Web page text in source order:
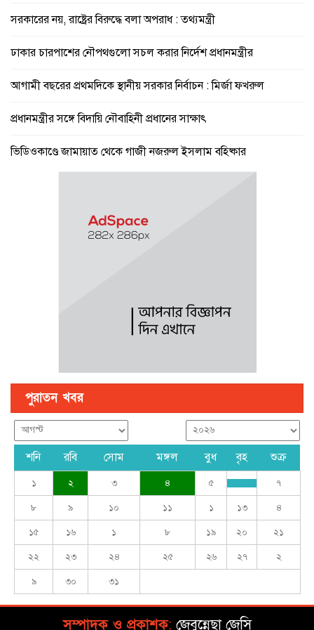
সরকারের নয়, রাষ্ট্রের বিরুদ্ধে বলা অপরাধ : তথ্যমন্ত্রী
ঢাকার চারপাশের নৌপথগুলো সচল করার নির্দেশ প্রধানমন্ত্রীর
আগামী বছরের প্রথমদিকে স্থানীয় সরকার নির্বাচন : মির্জা ফখরুল
প্রধানমন্ত্রীর সঙ্গে বিদায়ি নৌবাহিনী প্রধানের সাক্ষাৎ
ভিডিওকাণ্ডে জামায়াত থেকে গাজী নজরুল ইসলাম বহিষ্কার
মোদির বাসভবনের সামনে থেকে রাহুল, প্রিয়াঙ্কা ও অখিলেশ যাদবকে
পুরাতন খবর
শনি রবি সোম মঙ্গল বুধ বৃহ শুক্র
১ ২ ৩ ৪ ৫ ৭
৮ ৯ ১০ ১১ ১ ১৩ ৪
১৫ ১৬ ১ ৮ ১৯ ২০ ২১
২২ ২৩ ২৪ ২৫ ২৬ ২৭ ২
৯ ৩০ ৩১
সম্পাদক ও প্রকাশক: জেবুন্নেছা জেসি